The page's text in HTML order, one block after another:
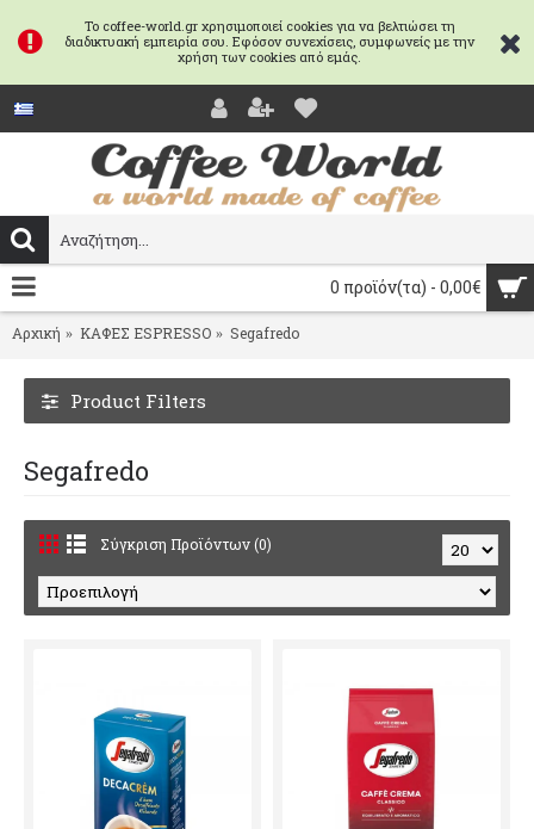
Το coffee-world.gr χρησιμοποιεί cookies για να βελτιώσει τη
διαδικτυακή εμπειρία σου. Εφόσον συνεχίσεις, συμφωνείς με την
χρήση των cookies από εμάς.
0 προϊόν(τα) - 0,00€
Αρχική ΚΑΦΕΣ ESPRESSO Segafredo
Product Filters
Segafredo
Σύγκριση Προϊόντων (0)